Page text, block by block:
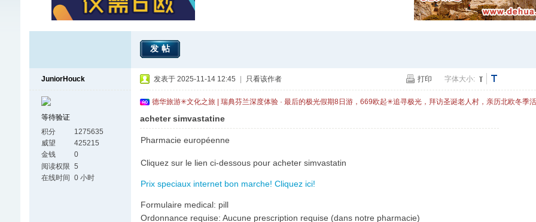
发帖
JuniorHouck
等待验证
积分
1275635
威望
425215
金钱
0
阅读权限 5
在线时间 0 小时
打印 字体大小:
发表于 2025-11-14 12:45 只看该作者
德华旅游✳文化之旅 | 瑞典芬兰深度体验 · 最后的极光假期8日游，669欧起✳追寻极光，拜访圣诞老人村，亲历北欧冬季
acheter simvastatine
Pharmacie européenne
Cliquez sur le lien ci-dessous pour acheter simvastatin
Prix speciaux internet bon marche! Cliquez ici!
Formulaire medical: pill
Ordonnance requise: Aucune prescription requise (dans notre pharmacie)